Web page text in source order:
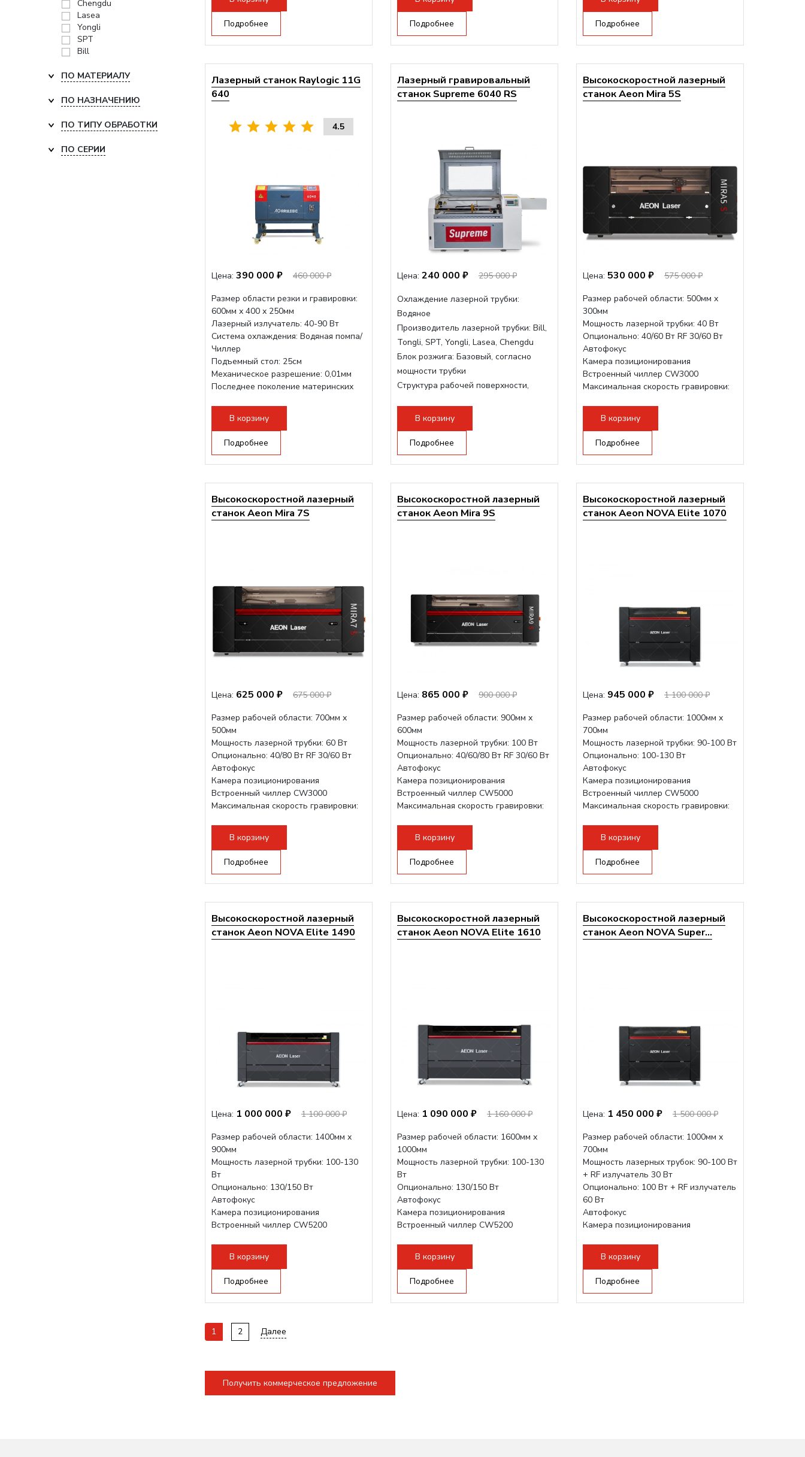
Подробнее Подробнее Подробнее
Лазерный станок Raylogic 11G
640
4.5
Цена: 390 000 ₽
460 000 ₽
Размер области резки и гравировки:
600мм х 400 х 250мм
Лазерный излучатель: 40-90 Вт
Система охлаждения: Водяная помпа/
Чиллер
Подъемный стол: 25см
Механическое разрешение: 0,01мм
Последнее поколение материнских
В корзину
Подробнее
Лазерный гравировальный
станок Supreme 6040 RS
Цена: 240 000 ₽ 295 000 ₽
Охлаждение лазерной трубки:
Водяное
Производитель лазерной трубки: Bill,
Tongli, SPT, Yongli, Lasea, Chengdu
Блок розжига: Базовый, согласно
мощности трубки
Структура рабочей поверхности,
каркасе
Дисплей:3.5" Цветной TFT LCD
Подъемный стол(ось Z):
асинхронном моторе
20мм, Нижнее отверстие - 200мм
В корзину
Подробнее
Высокоскоростной лазерный
станок Aeon Mira 5S
Цена: 530 000 ₽
575 000 ₽
Размер рабочей области: 500мм х
300мм
Мощность лазерной трубки: 40 Вт
Опционально: 40/60 Вт RF 30/60 Вт
Автофокус
Камера позиционирования
Встроенный чиллер CW3000
Максимальная скорость гравировки:
В корзину
Подробнее
Высокоскоростной лазерный
станок Aeon Mira 7S
Цена: 625 000 ₽
675 000 ₽
Размер рабочей области: 700мм х
500мм
Мощность лазерной трубки: 60 Вт
Опционально: 40/80 Вт RF 30/60 Вт
Автофокус
Камера позиционирования
Встроенный чиллер CW3000
Максимальная скорость гравировки:
В корзину
Подробнее
Высокоскоростной лазерный
станок Aeon Mira 9S
Цена: 865 000 ₽
900 000 ₽
Размер рабочей области: 900мм х
600мм
Мощность лазерной трубки: 100 Вт
Опционально: 40/60/80 Вт RF 30/60 Вт
Автофокус
Камера позиционирования
Встроенный чиллер CW5000
Максимальная скорость гравировки:
В корзину
Подробнее
Высокоскоростной лазерный
станок Aeon NOVA Elite 1070
Цена: 945 000 ₽
1 100 000 ₽
Размер рабочей области: 1000мм х
700мм
Мощность лазерной трубки: 90-100 Вт
Опционально: 100-130 Вт
Автофокус
Камера позиционирования
Встроенный чиллер CW5000
Максимальная скорость гравировки:
140мм,
В корзину
Подробнее
Высокоскоростной лазерный
станок Aeon NOVA Elite 1490
Цена: 1 000 000 ₽
1 100 000 ₽
Размер рабочей области: 1400мм х
900мм
Мощность лазерной трубки: 100-130
Вт
Опционально: 130/150 Вт
Автофокус
Камера позиционирования
Встроенный чиллер CW5200
Подъем стола - шаговый привод:
140мм,...
В корзину
Подробнее
Высокоскоростной лазерный
станок Aeon NOVA Elite 1610
Цена: 1 090 000 ₽
1 160 000 ₽
Размер рабочей области: 1600мм х
1000мм
Мощность лазерной трубки: 100-130
Вт
Опционально: 130/150 Вт
Автофокус
Камера позиционирования
Встроенный чиллер CW5200
Подъем стола - шаговый привод:
140мм,...
В корзину
Подробнее
Высокоскоростной лазерный
станок Aeon NOVA Super...
Цена: 1 450 000 ₽
1 500 000 ₽
Размер рабочей области: 1000мм х
700мм
Мощность лазерных трубок: 90-100 Вт
+ RF излучатель 30 Вт
Опционально: 100 Вт + RF излучатель
60 Вт
Автофокус
Камера позиционирования
2000 мм/с...
В корзину
Подробнее
1 2 Далее
Получить коммерческое предложение
Chengdu
Lasea
Yongli
SPT
Bill
ПО МАТЕРИАЛУ
ПО НАЗНАЧЕНИЮ
ПО ТИПУ ОБРАБОТКИ
ПО СЕРИИ